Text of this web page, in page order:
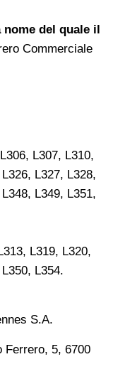
nome del quale il
Commerciale
L307, L310,
L327, L328,
L349, L351,
L319, L320,
L354.
S.A.
Ferrero, 5, 6700